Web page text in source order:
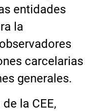
entidades
la
carcelarias
generales.
la CEE,